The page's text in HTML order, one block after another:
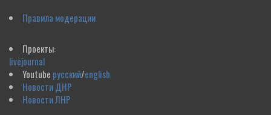
Правила модерации
Проекты:
livejournal
Youtube русский/english
Новости ДНР
Новости ЛНР